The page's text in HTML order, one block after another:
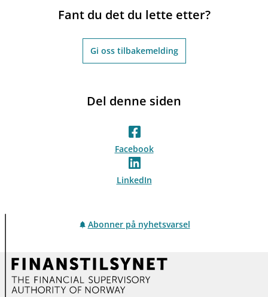
Fant du det du lette etter?
Gi oss tilbakemelding
Del denne siden
Facebook
LinkedIn
Abonner på nyhetsvarsel